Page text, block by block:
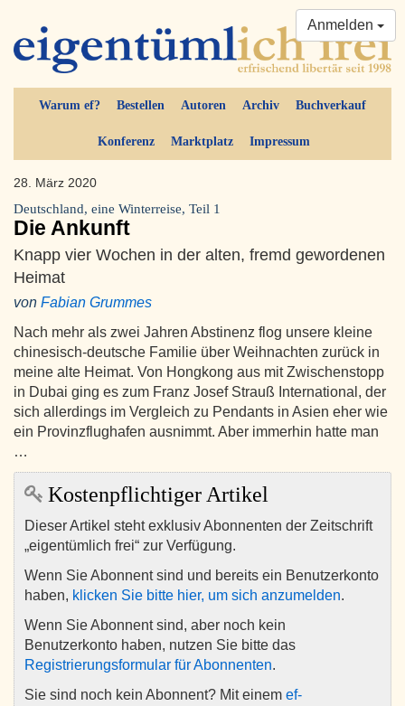
Warum ef? Bestellen Autoren Archiv Buchverkauf
Konferenz Marktplatz Impressum
Anmelden
28. März 2020
Deutschland, eine Winterreise, Teil 1
Die Ankunft
Knapp vier Wochen in der alten, fremd gewordenen
Heimat
von Fabian Grummes
Nach mehr als zwei Jahren Abstinenz flog unsere kleine
chinesisch-deutsche Familie über Weihnachten zurück in
meine alte Heimat. Von Hongkong aus mit Zwischenstopp
in Dubai ging es zum Franz Josef Strauß International, der
sich allerdings im Vergleich zu Pendants in Asien eher wie
ein Provinzflughafen ausnimmt. Aber immerhin hatte man
…
Kostenpflichtiger Artikel
Dieser Artikel steht exklusiv Abonnenten der Zeitschrift
„eigentümlich frei“ zur Verfügung.
Wenn Sie Abonnent sind und bereits ein Benutzerkonto
haben, klicken Sie bitte hier, um sich anzumelden.
Wenn Sie Abonnent sind, aber noch kein
Benutzerkonto haben, nutzen Sie bitte das
Registrierungsformular für Abonnenten.
Sie sind noch kein Abonnent? Mit einem ef-